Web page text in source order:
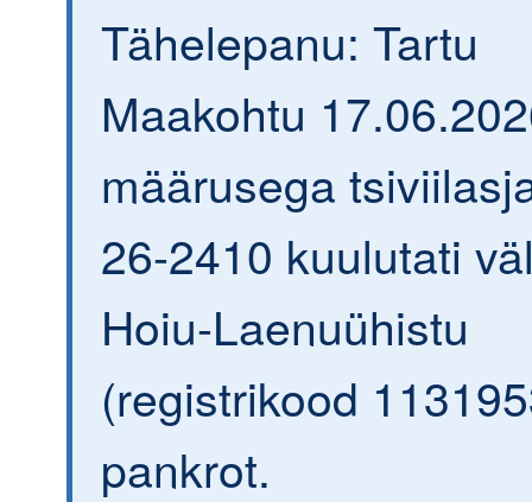
Tähelepanu: Tartu
Maakohtu
määrusega
26-2410 kuulutati
Hoiu-Laenuühistu
(registrikood
pankrot.